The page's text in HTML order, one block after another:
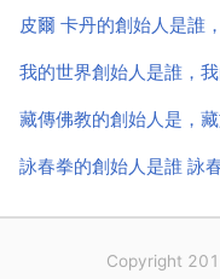
知名大...
皮爾 卡丹的創始人是誰
我的世界創始人是誰，
藏傳佛教的創始人是，
詠春拳的創始人是誰 詠
Copyright